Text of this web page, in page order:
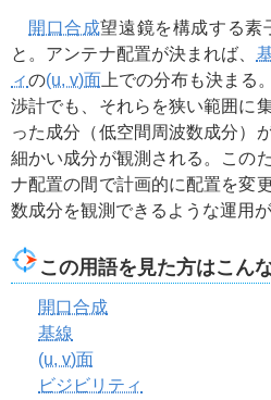
開口合成望遠鏡を構成する素
と。アンテナ配置が決まれば、
ィの(u, v)面 上での分布も決まる
渉計でも、それらを狭い範囲に
った成分（低空間周波数成分）
細かい成分が観測される。この
ナ配置の間で計画的に配置を変
数成分を観測できるような運用
この用語を見た方はこん
開口合成
基線
(u, v)面
ビジビリティ